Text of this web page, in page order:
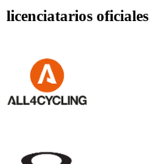
licenciatarios oficiales